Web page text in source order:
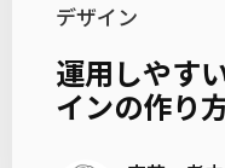
デザイン
運用しやす
インの作り